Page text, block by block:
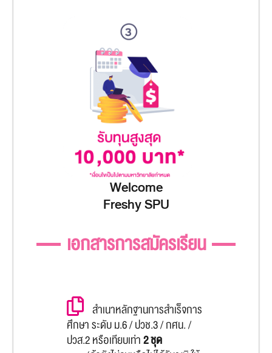
Welcome
Freshy SPU
เอกสารการสมัครเรียน
สำเนาหลักฐานการสำเร็จการ
ศึกษา ระดับ ม.6 / ปวช.3 / กศน. /
ปวส.2 หรือเทียบเท่า2 ชุด